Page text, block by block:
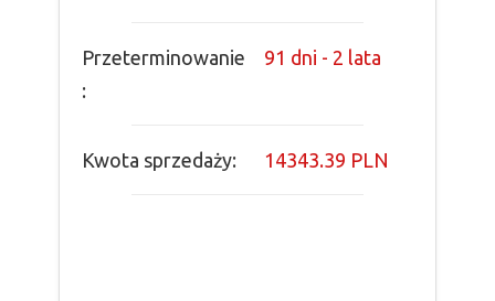
Przeterminowanie
:
91 dni - 2 lata
Kwota sprzedaży: 14343.39 PLN